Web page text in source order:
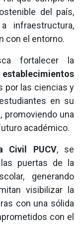
del país,
infraestructura,
con el entorno.
fortalecer la
por las ciencias y
en su
promoviendo una
académico.
Civil PUCV, se
puertas de la
generando
visibilizar la
con una sólida
con el